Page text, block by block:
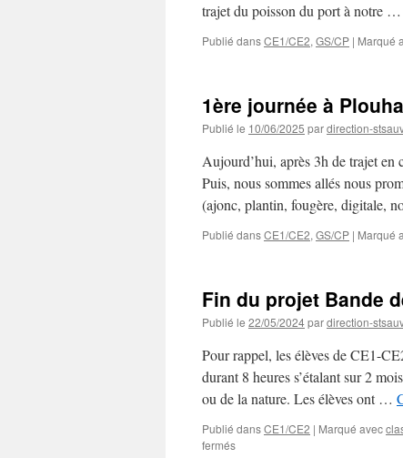
trajet du poisson du port à notre …
Publié dansCE1/CE2, GS/CP | Marqué
1ère journée à Plouha
Publié le 10/06/2025 pardirection-
Aujourd’hui, après 3h de trajet en
Puis, nous sommes allés nous
(ajonc, plantin, fougère, digitale,
Publié dansCE1/CE2, GS/CP | Marqué
Fin du projet Bande
Publié le 22/05/2024pardirection-
Pour rappel, les élèves de CE1-
durant 8 heures s’étalant sur 2
ou de la nature. Les élèves ont …
Publié dansCE1/CE2 | Marqué avec
ferméssur